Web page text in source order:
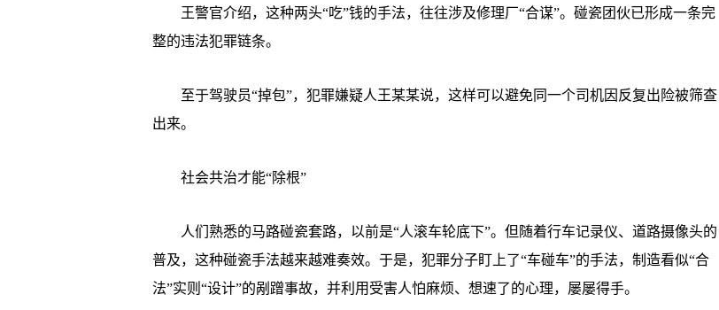
王警官介绍，这种两头“吃”钱的手法，往往涉及修理厂“合谋”。碰瓷团伙已形成一条完
整的违法犯罪链条。
至于驾驶员“掉包”，犯罪嫌疑人王某某说，这样可以避免同一个司机因反复出险被筛查
出来。
社会共治才能“除根”
人们熟悉的马路碰瓷套路，以前是“人滚车轮底下”。但随着行车记录仪、道路摄像头的
普及，这种碰瓷手法越来越难奏效。于是，犯罪分子盯上了“车碰车”的手法，制造看似“合
法”实则“设计”的剐蹭事故，并利用受害人怕麻烦、想速了的心理，屡屡得手。